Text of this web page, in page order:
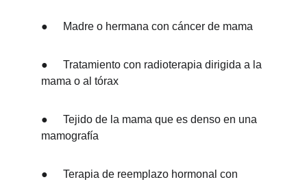
●	Madre o hermana con cáncer de mama
●	Tratamiento con radioterapia dirigida a la
mama o al tórax
●	Tejido de la mama que es denso en una
mamografía
●	Terapia de reemplazo hormonal con